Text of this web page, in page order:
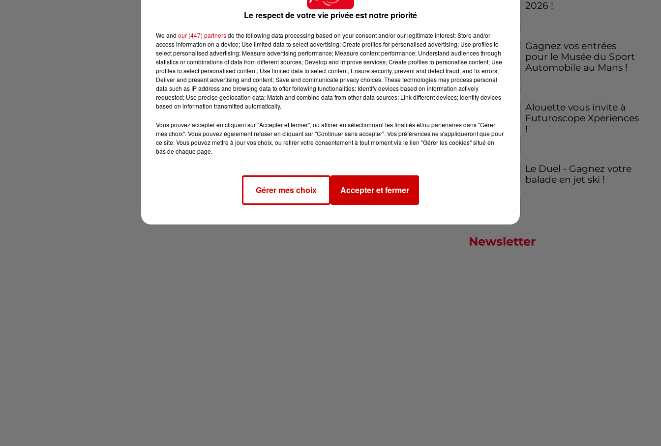
2026 !
Gagnez vos entrées
pour le Musée du Sport
Automobile au Mans !
Alouette vous invite à
Futuroscope Xperiences
!
Le Duel - Gagnez votre
balade en jet ski !
Newsletter
Le respect de votre vie privée est notre priorité
We and our (447) partnersdo the following data processing based on your consent and/or our legitimate interest: Store and/or
access information on a device; Use limited data to select advertising; Create profiles for personalised advertising; Use profiles to
select personalised advertising; Measure advertising performance; Measure content performance; Understand audiences through
statistics or combinations of data from different sources; Develop and improve services; Create profiles to personalise content; Use
profiles to select personalised content; Use limited data to select content; Ensure security, prevent and detect fraud, and fix errors;
Deliver and present advertising and content; Save and communicate privacy choices. These technologies may process personal
data such as IP address and browsing data to offer following functionalities: Identify devices based on information actively
requested; Use precise geolocation data; Match and combine data from other data sources; Link different devices; Identify devices
based on information transmitted automatically.
Vous pouvez accepter en cliquant sur "Accepter et fermer", ou affiner en sélectionnant les finalités et/ou partenaires dans "Gérer
mes choix". Vous pouvez également refuser en cliquant sur "Continuer sans accepter". Vos préférences ne s'appliqueront que pour
ce site. Vous pouvez mettre à jour vos choix, ou retirer votre consentement à tout moment via le lien "Gérer les cookies" situé en
bas de chaque page.
Gérer mes choix Accepter et fermer